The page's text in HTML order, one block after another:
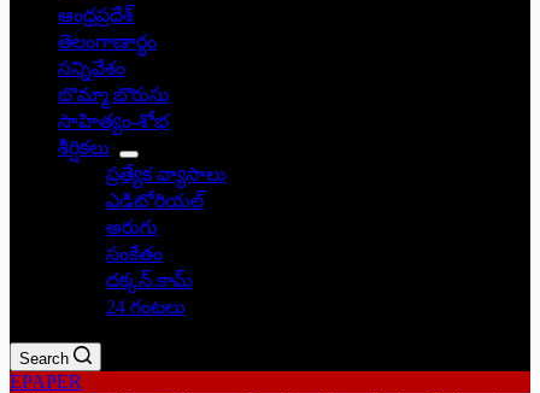
ఆంధ్రప్రదేశ్
తెలంగాణార్థం
సన్నివేశం
బొమ్మా బొరుసు
సాహిత్యం-శోభ
శీర్షికలు
ప్రత్యేక వ్యాసాలు
ఎడిటోరియల్
అరుగు
సంకేతం
దక్కన్.కామ్
24 గంటలు
Search
EPAPER